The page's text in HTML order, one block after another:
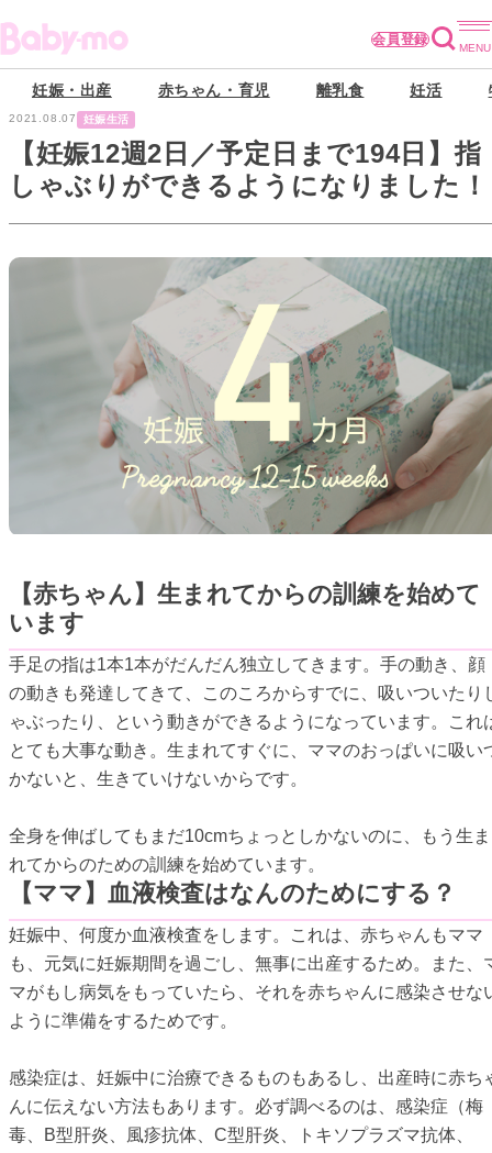
会員登録
妊娠・出産 赤ちゃん・育児 離乳食 妊活
2021.08.07 妊娠生活
【妊娠12週2日／予定日まで194日】指
しゃぶりができるようになりました！
【赤ちゃん】生まれてからの訓練を始めて
います
手足の指は1本1本がだんだん独立してきます。手の動き、顔
の動きも発達してきて、このころからすでに、吸いついたり
ゃぶったり、という動きができるようになっています。これ
とても大事な動き。生まれてすぐに、ママのおっぱいに吸い
かないと、生きていけないからです。
全身を伸ばしてもまだ10cmちょっとしかないのに、もう生ま
れてからのための訓練を始めています。
【ママ】血液検査はなんのためにする？
妊娠中、何度か血液検査をします。これは、赤ちゃんもママ
も、元気に妊娠期間を過ごし、無事に出産するため。また、
マがもし病気をもっていたら、それを赤ちゃんに感染させな
ように準備をするためです。
感染症は、妊娠中に治療できるものもあるし、出産時に赤ち
んに伝えない方法もあります。必ず調べるのは、感染症（梅
毒、B型肝炎、風疹抗体、C型肝炎、トキソプラズマ抗体、